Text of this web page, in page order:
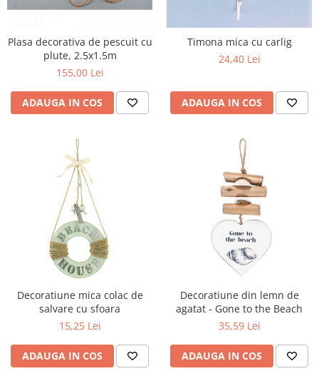
Plasa decorativa de pescuit cu
plute, 2.5x1.5m
155,00 Lei
ADAUGA IN COS
Timona mica cu carlig
24,40 Lei
ADAUGA IN COS
Decoratiune mica colac de
salvare cu sfoara
15,25 Lei
ADAUGA IN COS
Decoratiune din lemn de
agatat - Gone to the Beach
35,59 Lei
ADAUGA IN COS